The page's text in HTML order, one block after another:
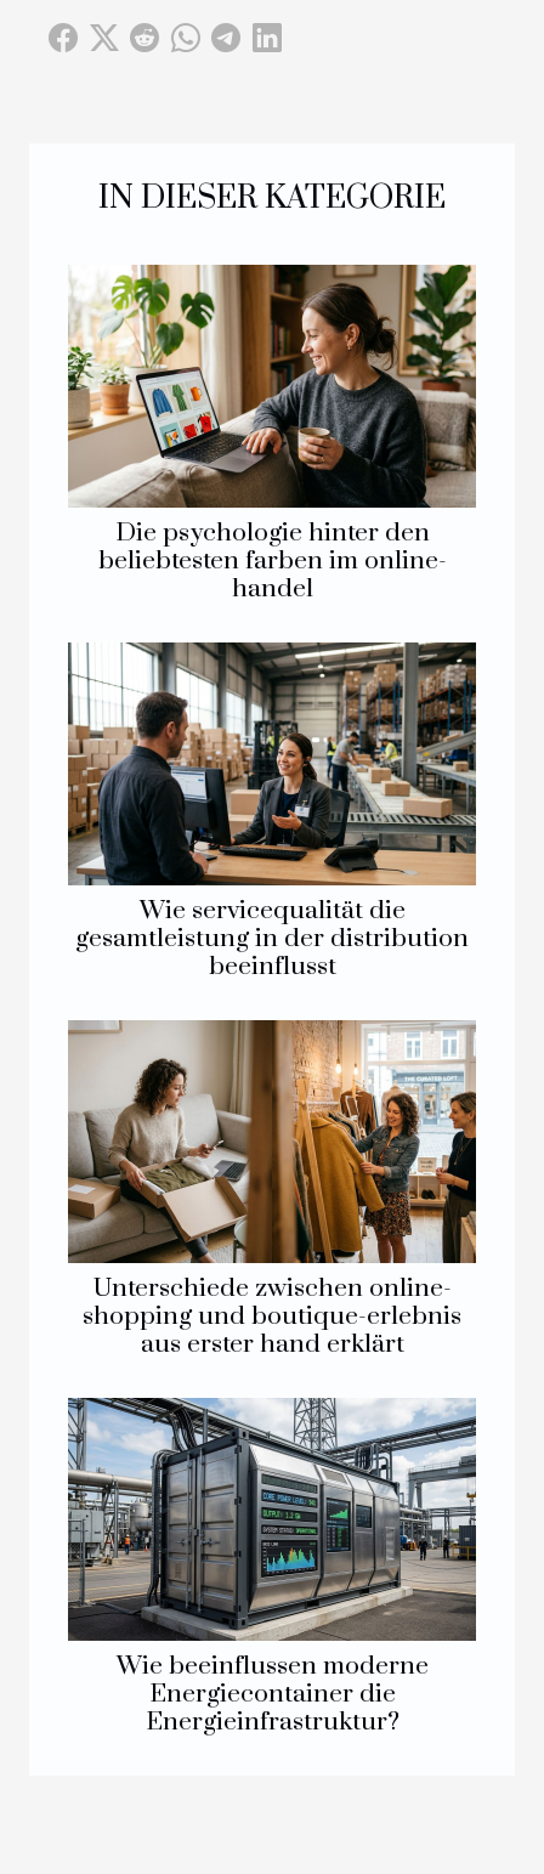
IN DIESER KATEGORIE
Die psychologie hinter den
beliebtesten farben im online-
handel
Wie servicequalität die
gesamtleistung in der distribution
beeinflusst
Unterschiede zwischen online-
shopping und boutique-erlebnis
aus erster hand erklärt
Wie beeinflussen moderne
Energiecontainer die
Energieinfrastruktur?